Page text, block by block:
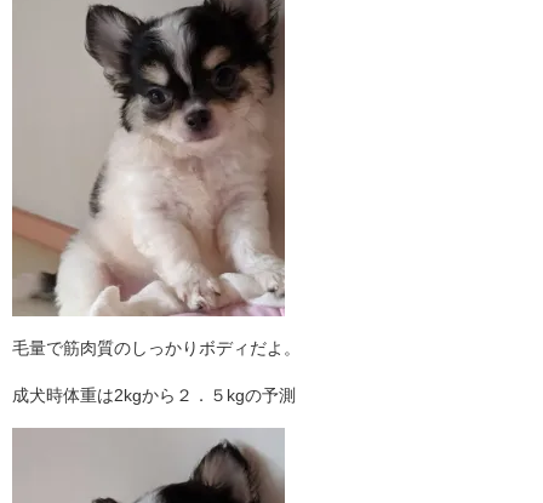
毛量で筋肉質のしっかりボディだよ。
成犬時体重は2kgから２．５kgの予測